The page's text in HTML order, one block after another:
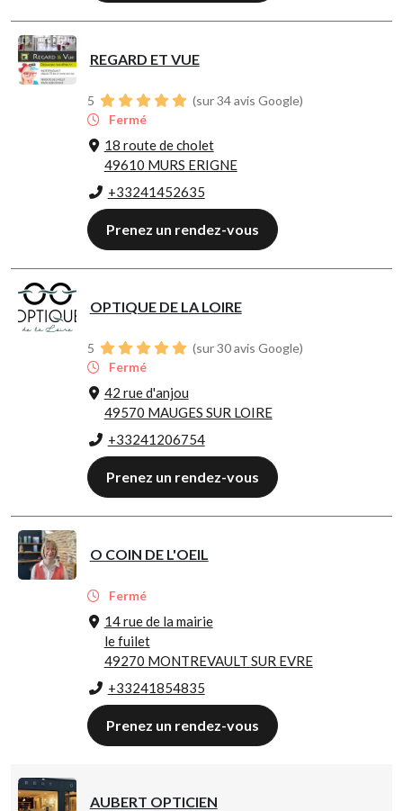
REGARD ET VUE
5
(sur 34 avis Google)
Fermé
18 route de cholet
49610 MURS ERIGNE
+33241452635
Prenez un rendez-vous
OPTIQUE DE LA LOIRE
5
(sur 30 avis Google)
Fermé
42 rue d'anjou
49570 MAUGES SUR LOIRE
+33241206754
Prenez un rendez-vous
O COIN DE L'OEIL
Fermé
14 rue de la mairie
le fuilet
49270 MONTREVAULT SUR EVRE
+33241854835
Prenez un rendez-vous
AUBERT OPTICIEN